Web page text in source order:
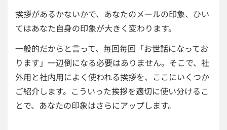
挨拶があるかないかで、あなたのメールの印象、ひい
てはあなた自身の印象が大きく変わります。
一般的だからと言って、毎回毎回「お世話になってお
ります」一辺倒になる必要はありません。そこで、社
外用と社内用によく使われる挨拶を、ここにいくつか
ご紹介します。こういった挨拶を適切に使い分けるこ
とで、あなたの印象はさらにアップします。